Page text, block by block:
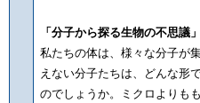
「分子から探る生物の不思議」
私たちの体は、様々な分子が
えない分子たちは、どんな形
のでしょうか。ミクロよりも